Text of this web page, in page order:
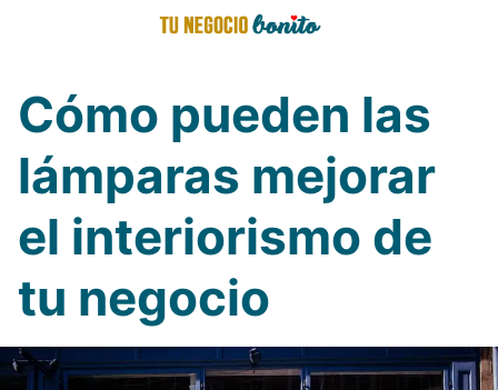
Cómo pueden las
lámparas mejorar
el interiorismo de
tu negocio